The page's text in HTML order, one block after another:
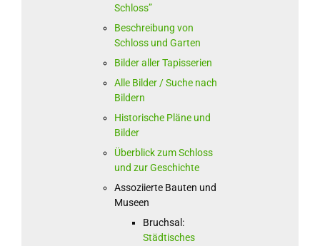
Schloss”
Beschreibung von
Schloss und Garten
Bilder aller Tapisserien
Alle Bilder / Suche nach
Bildern
Historische Pläne und
Bilder
Überblick zum Schloss
und zur Geschichte
Assoziierte Bauten und
Museen
Bruchsal:
Städtisches